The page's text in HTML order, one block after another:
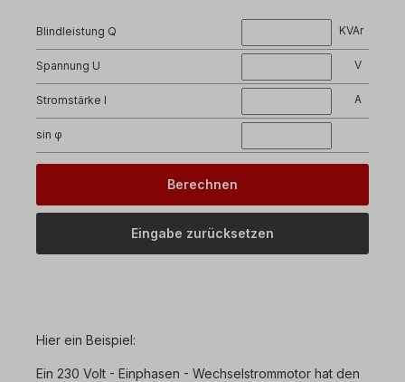
Blindleistung Q KVAr
Spannung U V
Stromstärke I A
sin φ
Hier ein Beispiel:
Ein 230 Volt - Einphasen - Wechselstrommotor hat den